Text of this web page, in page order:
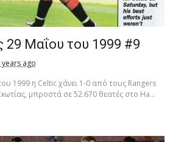
29 Μαΐου του 1999 #9
years ago
1999 η Celtic χάνει 1-0 από τους Rangers
μπροστά σε 52.670 θεατές στο Ha...